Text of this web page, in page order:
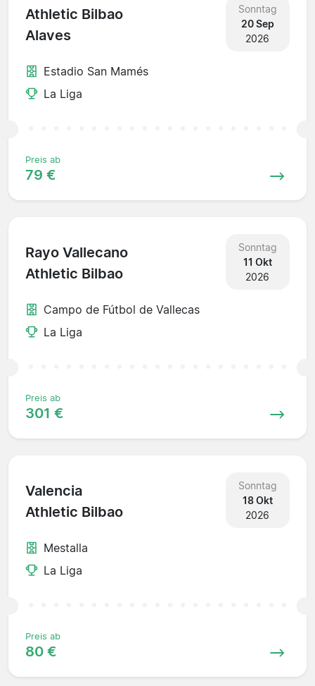
Athletic Bilbao
Alaves
Sonntag
20 Sep
2026
Estadio San Mamés
La Liga
Preis ab
79 €
Rayo Vallecano
Athletic Bilbao
Sonntag
11 Okt
2026
Campo de Fútbol de Vallecas
La Liga
Preis ab
301 €
Valencia
Athletic Bilbao
Sonntag
18 Okt
2026
Mestalla
La Liga
Preis ab
80 €